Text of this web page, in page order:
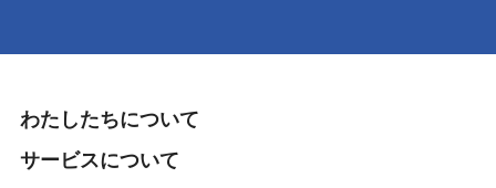
わたしたちについて
サービスについて